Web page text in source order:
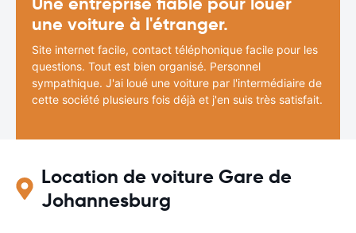
une voiture à l'étranger.
Site internet facile, contact téléphonique facile pour les
questions. Tout est bien organisé. Personnel
sympathique. J'ai loué une voiture par l'intermédiaire de
cette société plusieurs fois déjà et j'en suis très satisfait.
Location de voiture Gare de
Johannesburg